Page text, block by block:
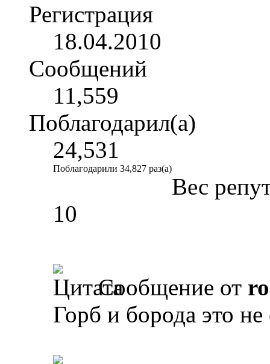
Регистрация
18.04.2010
Сообщений
11,559
Поблагодарил(а)
24,531
Поблагодарили 34,827 раз(а)
Вес
10
Сообщение от
Горб и борода это